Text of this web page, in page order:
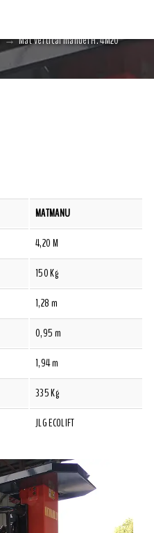
Mât vertical manuel H. 4M20
MATMANU
4,20 M
150 Kg
1,28 m
0,95 m
1,94 m
335 Kg
JLG ECOLIFT